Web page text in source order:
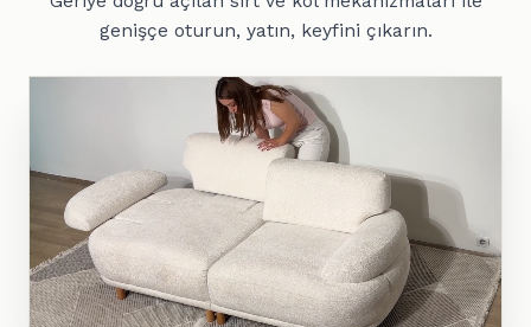
genişçe oturun, yatın, keyfini çıkarın.